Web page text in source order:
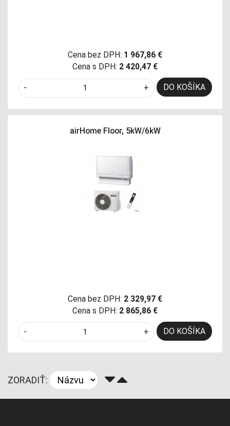
Cena bez DPH: 1 967,86 €
Cena s DPH: 2 420,47 €
- + DO KOŠÍKA
airHome Floor, 5kW/6kW
Cena bez DPH: 2 329,97 €
Cena s DPH: 2 865,86 €
- + DO KOŠÍKA
ZORADIŤ: